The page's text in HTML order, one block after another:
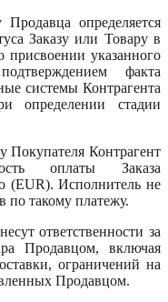
определяется
Заказу или Товару в
присвоении указанного
факта
системы Контрагента
определении стадии
Покупателя Контрагент
оплаты Заказа
(EUR). Исполнитель не
по такому платежу.
ответственности за
Продавцом, включая
ограничений на
Продавцом.